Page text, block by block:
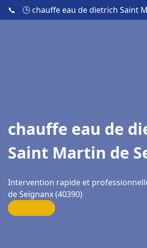
📞 🕒 chauffe eau de dietrich Saint
chauffe eau de
Saint Martin de
Intervention rapide et
de Seignanx (40390)